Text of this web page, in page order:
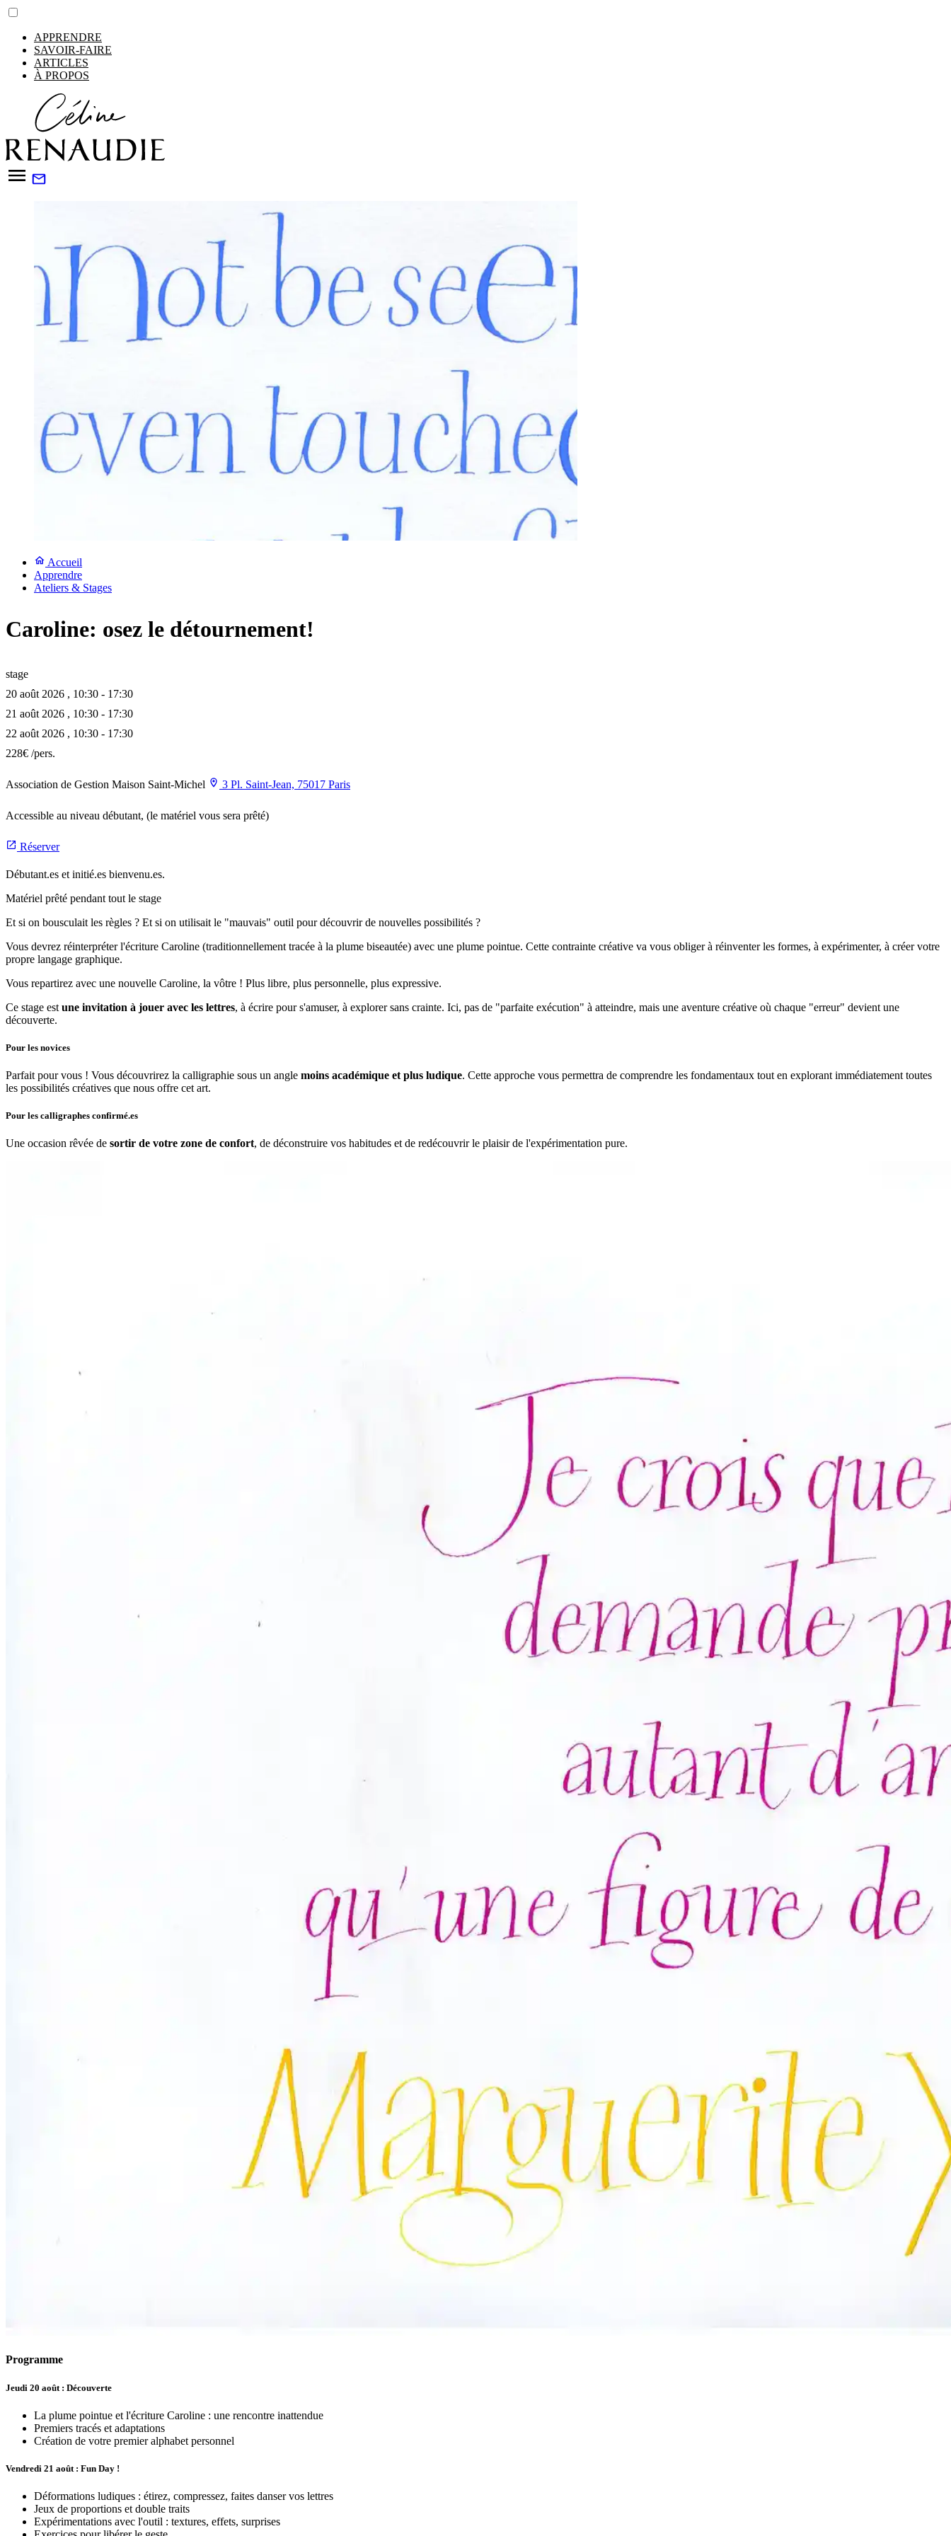
APPRENDRE
SAVOIR-FAIRE
ARTICLES
À PROPOS
Accueil
Apprendre
Ateliers & Stages
Caroline: osez le détournement!
stage
20 août 2026 , 10:30 - 17:30
21 août 2026 , 10:30 - 17:30
22 août 2026 , 10:30 - 17:30
228€ /pers.
Association de Gestion Maison Saint-Michel 3 Pl. Saint-Jean, 75017 Paris
Accessible au niveau débutant, (le matériel vous sera prêté)
Réserver
Débutant.es et initié.es bienvenu.es.
Matériel prêté pendant tout le stage
Et si on bousculait les règles ? Et si on utilisait le "mauvais" outil pour découvrir de nouvelles possibilités ?
Vous devrez réinterpréter l'écriture Caroline (traditionnellement tracée à la plume biseautée) avec une plume pointue. Cette contrainte créative va vous obliger à réinventer les formes, à expérimenter, à créer votre
propre langage graphique.
Vous repartirez avec une nouvelle Caroline, la vôtre ! Plus libre, plus personnelle, plus expressive.
Ce stage est une invitation à jouer avec les lettres, à écrire pour s'amuser, à explorer sans crainte. Ici, pas de "parfaite exécution" à atteindre, mais une aventure créative où chaque "erreur" devient une
découverte.
Pour les novices
Parfait pour vous ! Vous découvrirez la calligraphie sous un angle moins académique et plus ludique. Cette approche vous permettra de comprendre les fondamentaux tout en explorant immédiatement toutes
les possibilités créatives que nous offre cet art.
Pour les calligraphes confirmé.es
Une occasion rêvée de sortir de votre zone de confort, de déconstruire vos habitudes et de redécouvrir le plaisir de l'expérimentation pure.
Programme
Jeudi 20 août : Découverte
La plume pointue et l'écriture Caroline : une rencontre inattendue
Premiers tracés et adaptations
Création de votre premier alphabet personnel
Vendredi 21 août : Fun Day !
Déformations ludiques : étirez, compressez, faites danser vos lettres
Jeux de proportions et double traits
Expérimentations avec l'outil : textures, effets, surprises